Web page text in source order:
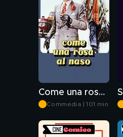
Come una rosa al naso
Commedia | 101 min